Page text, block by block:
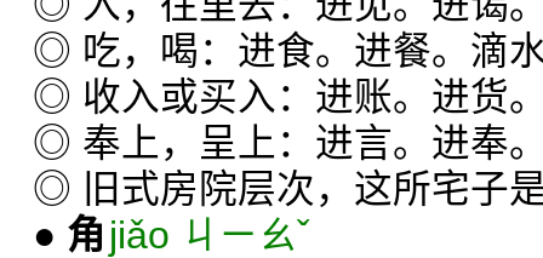
◎ 吃，喝：进食。进餐。滴
◎ 收入或买入：进账。进货
◎ 奉上，呈上：进言。进奉
◎ 旧式房院层次，这所宅子
● 角 jiǎo ㄐㄧㄠˇ